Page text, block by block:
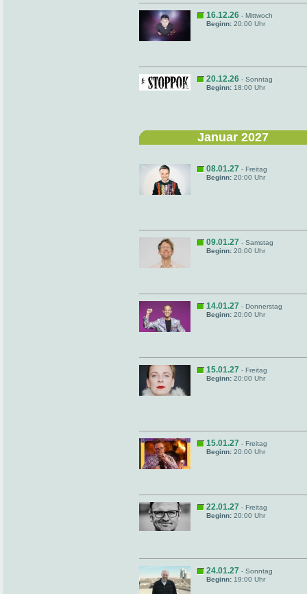
16.12.26 - Mittwoch
Beginn: 20:00 Uhr
20.12.26 - Sonntag
Beginn: 18:00 Uhr
Januar 2027
08.01.27 - Freitag
Beginn: 20:00 Uhr
09.01.27 - Samstag
Beginn: 20:00 Uhr
14.01.27 - Donnerstag
Beginn: 20:00 Uhr
15.01.27 - Freitag
Beginn: 20:00 Uhr
15.01.27 - Freitag
Beginn: 20:00 Uhr
22.01.27 - Freitag
Beginn: 20:00 Uhr
24.01.27 - Sonntag
Beginn: 19:00 Uhr